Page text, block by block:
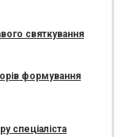
святкування
формування
спеціаліста